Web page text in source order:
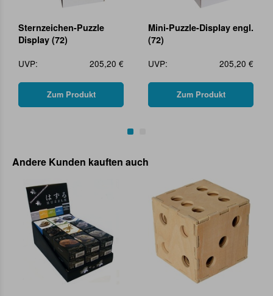
Sternzeichen-Puzzle
Display (72)
UVP:
205,20 €
Zum Produkt
Mini-Puzzle-Display engl.
(72)
UVP:
205,20 €
Zum Produkt
Andere Kunden kauften auch